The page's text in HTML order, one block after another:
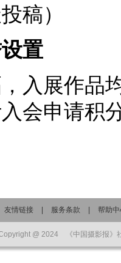
稿）
置
入展作品
会申请积
友情链接 服务条款 帮助
@ 2024 《中国摄影报